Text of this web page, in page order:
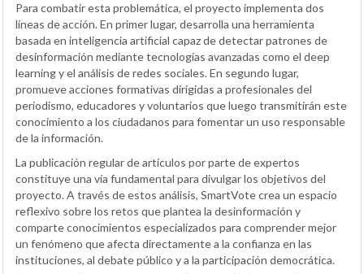
Para combatir esta problemática, el proyecto implementa dos
líneas de acción. En primer lugar, desarrolla una herramienta
basada en inteligencia artificial capaz de detectar patrones de
desinformación mediante tecnologías avanzadas como el deep
learning y el análisis de redes sociales. En segundo lugar,
promueve acciones formativas dirigidas a profesionales del
periodismo, educadores y voluntarios que luego transmitirán este
conocimiento a los ciudadanos para fomentar un uso responsable
de la información.
La publicación regular de artículos por parte de expertos
constituye una vía fundamental para divulgar los objetivos del
proyecto. A través de estos análisis, SmartVote crea un espacio
reflexivo sobre los retos que plantea la desinformación y
comparte conocimientos especializados para comprender mejor
un fenómeno que afecta directamente a la confianza en las
instituciones, al debate público y a la participación democrática.